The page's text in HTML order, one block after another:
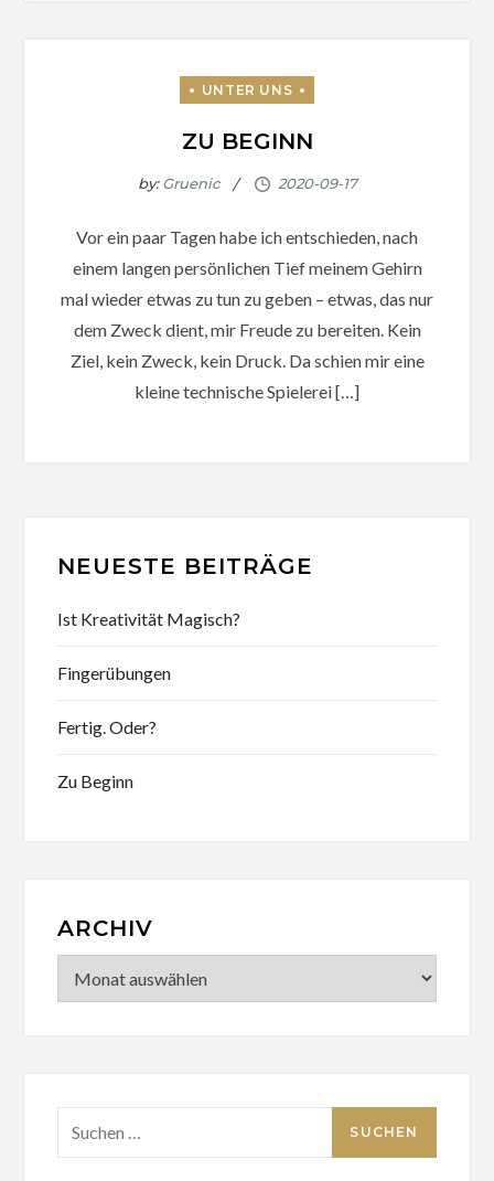
ZU BEGINN
by:Gruenic
Vor ein paar Tagen habe ich entschieden, nach
einem langen persönlichen Tief meinem Gehirn
mal wieder etwas zu tun zu geben – etwas, das nur
dem Zweck dient, mir Freude zu bereiten. Kein
Ziel, kein Zweck, kein Druck. Da schien mir eine
kleine technische Spielerei […]
NEUESTE BEITRÄGE
Ist Kreativität Magisch?
Fingerübungen
Fertig. Oder?
Zu Beginn
ARCHIV
Archiv
nach: